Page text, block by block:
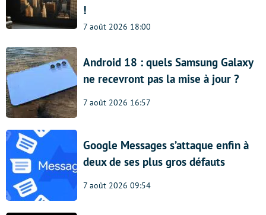
!
7 août 2026 18:00
Android 18 : quels Samsung Galaxy
ne recevront pas la mise à jour ?
7 août 2026 16:57
Google Messages s’attaque enfin à
deux de ses plus gros défauts
7 août 2026 09:54